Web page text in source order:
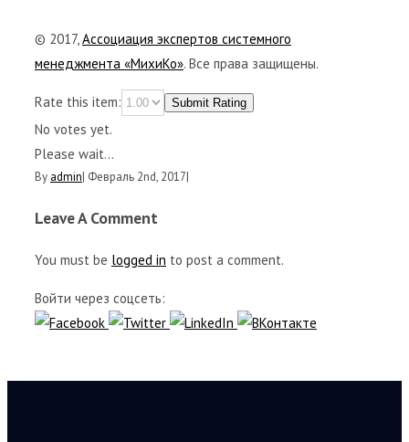
© 2017,Ассоциация экспертов системного
менеджмента «МихиКо». Все права защищены.
Rate this item: Submit Rating
No votes yet.
Please wait...
By admin| Февраль 2nd, 2017|
Leave A Comment
You must be logged in to post a comment.
Войти через соцсеть: